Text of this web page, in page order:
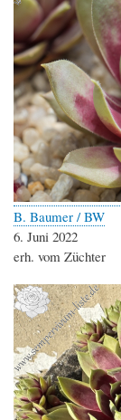
B. Baumer / BW
6. Juni 2022
erh. vom Züchter